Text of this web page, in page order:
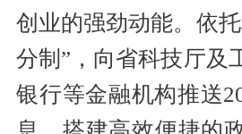
创业的强劲动能。依
分制”，向省科技厅及
银行等金融机构推送